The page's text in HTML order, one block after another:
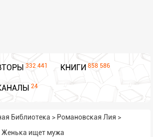
332 441 КНИГИ 858 586
24
Библиотека > Романовская Лия >
Женька ищет мужа